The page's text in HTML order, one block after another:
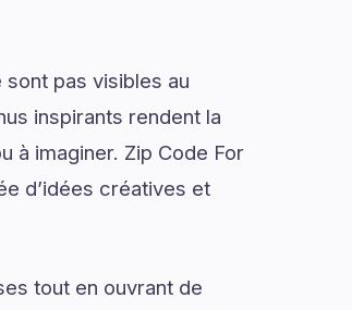
pas visibles au
inspirants rendent la
à imaginer. Zip Code For
d’idées créatives et
tout en ouvrant de